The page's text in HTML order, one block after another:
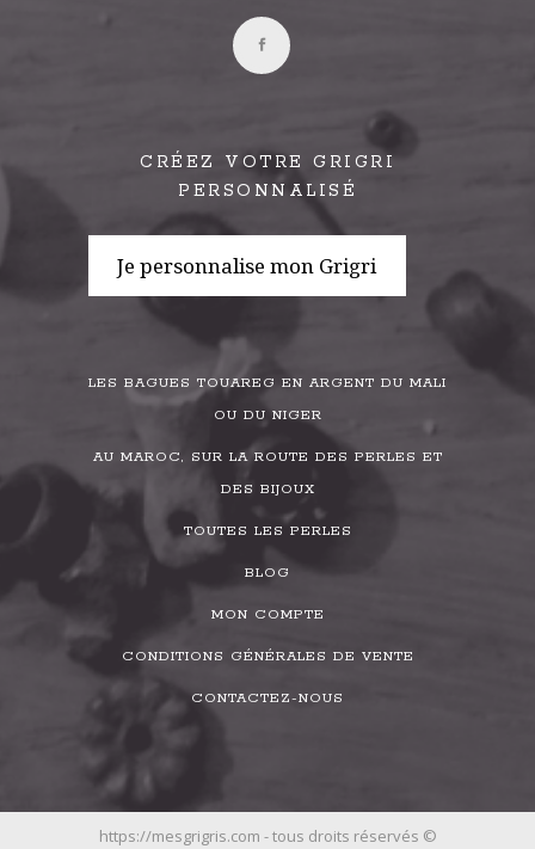
CRÉEZ VOTRE GRIGRI
PERSONNALISÉ
Je personnalise mon Grigri
LES BAGUES TOUAREG EN ARGENT DU MALI
OU DU NIGER
AU MAROC, SUR LA ROUTE DES PERLES ET
DES BIJOUX
TOUTES LES PERLES
BLOG
MON COMPTE
CONDITIONS GÉNÉRALES DE VENTE
CONTACTEZ-NOUS
https://mesgrigris.com - tous droits réservés ©